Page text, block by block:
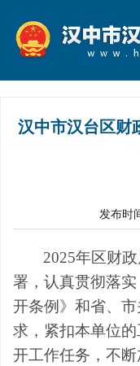
汉中市汉台区财
发布时
2025年区财
署，认真贯彻落
开条例》和省、
求，紧扣本单位的
开工作任务，不